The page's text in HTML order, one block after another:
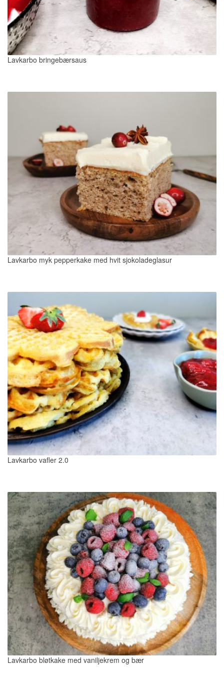
Lavkarbo bringebærsaus
Lavkarbo myk pepperkake med hvit sjokoladeglasur
Lavkarbo vafler 2.0
Lavkarbo bløtkake med vaniljekrem og bær